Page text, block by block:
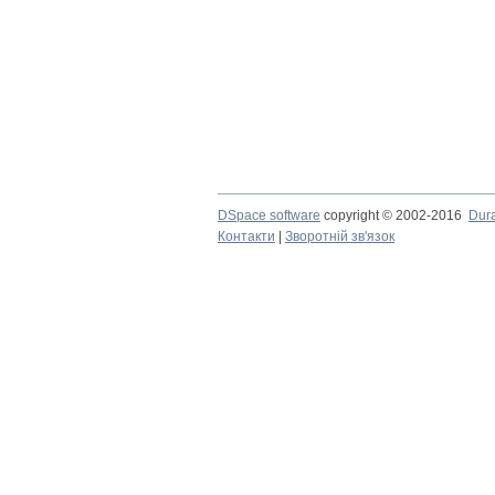
DSpace software copyright © 2002-2016
Контакти
Зворотній зв'язок